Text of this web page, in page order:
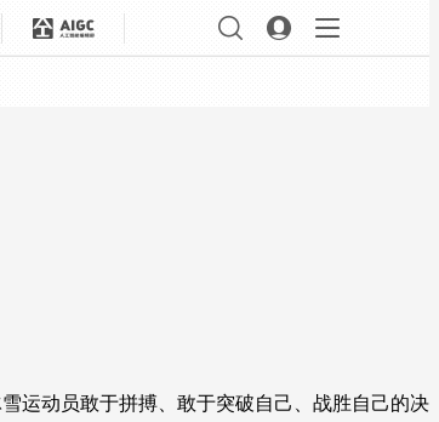
运动员敢于拼搏、敢于突破自己、战胜自己的决